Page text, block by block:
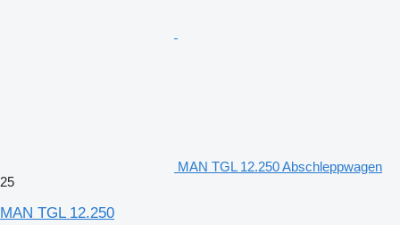
MAN TGL 12.250 Abschleppwagen
25
MAN TGL 12.250